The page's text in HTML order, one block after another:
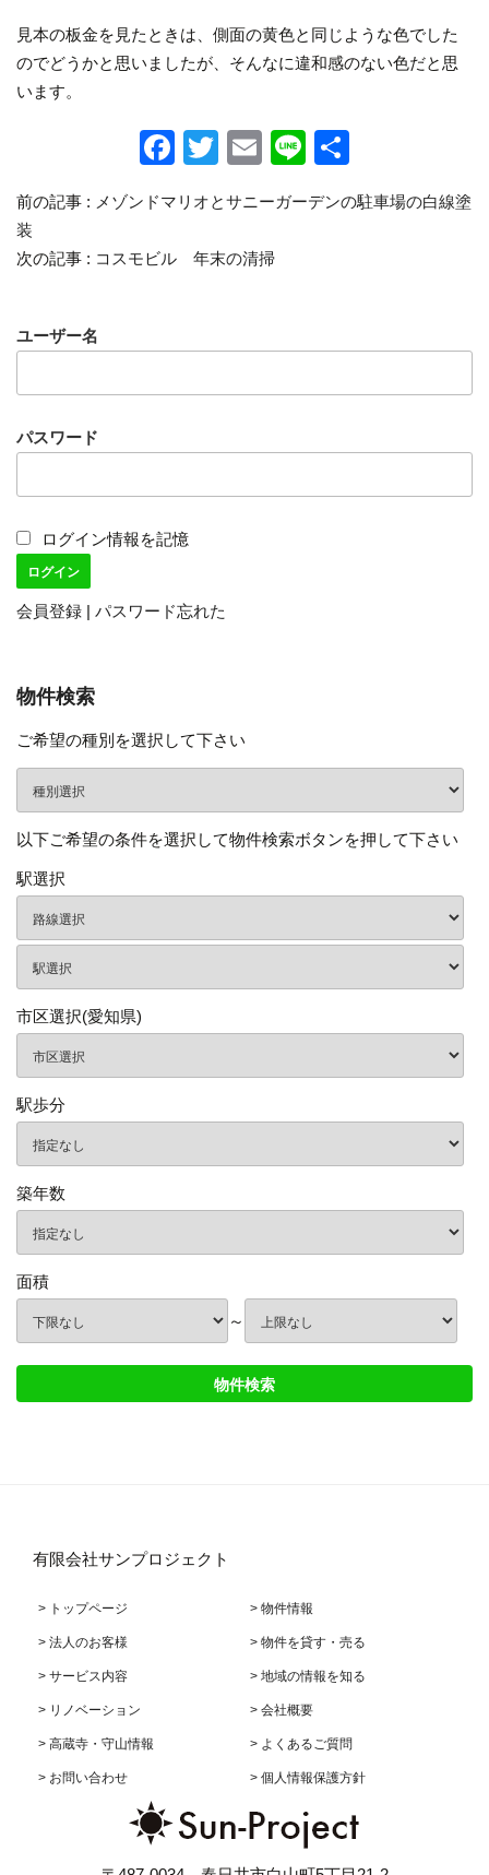
見本の板金を見たときは、側面の黄色と同じような色でした
のでどうかと思いましたが、そんなに違和感のない色だと思
います。
F
c
e
o
k
T
tt
er
E
ail
Li
e
前の記事 : メゾンドマリオとサニーガーデンの駐車場の白線塗
装
次の記事 : コスモビル 年末の清掃
ユーザー名
パスワード
ログイン情報を記憶
会員登録 | パスワード忘れた
物件検索
ご希望の種別を選択して下さい
以下ご希望の条件を選択して物件検索ボタンを押して下さい
駅選択
市区選択(愛知県)
駅歩分
築年数
面積
～
有限会社サンプロジェクト
> トップページ > 物件情報
> 法人のお客様 > 物件を貸す・売る
> サービス内容 > 地域の情報を知る
> リノベーション > 会社概要
> 高蔵寺・守山情報 > よくあるご質問
> お問い合わせ > 個人情報保護方針